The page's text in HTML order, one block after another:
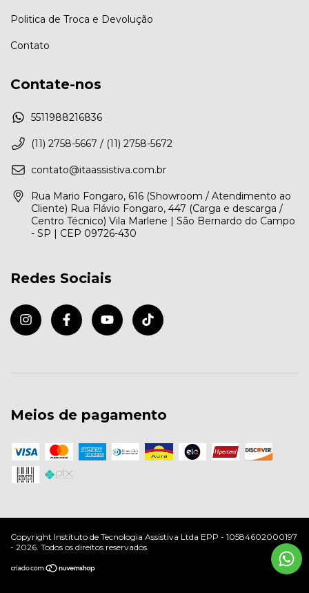
Politica de Troca e Devolução
Contato
Contate-nos
5511988216836
(11) 2758-5667 / (11) 2758-5672
contato@itaassistiva.com.br
Rua Mario Fongaro, 616 (Showroom / Atendimento ao
Cliente) Rua Flávio Fongaro, 447 (Carga e descarga /
Centro Técnico) Vila Marlene | São Bernardo do Campo
- SP | CEP 09726-430
Redes Sociais
Meios de pagamento
Copyright Instituto de Tecnologia Assistiva Ltda EPP - 10584602000197
- 2026. Todos os direitos reservados.